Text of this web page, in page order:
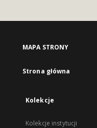
MAPA STRONY
Strona główna
Kolekcje
Kolekcje instytucji